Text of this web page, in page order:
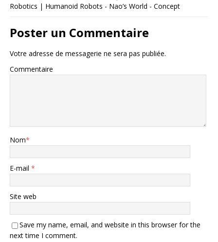
Robotics | Humanoid Robots - Nao’s World - Concept
Poster un Commentaire
Votre adresse de messagerie ne sera pas publiée.
Commentaire
Nom*
E-mail *
Site web
Save my name, email, and website in this browser for the
next time I comment.